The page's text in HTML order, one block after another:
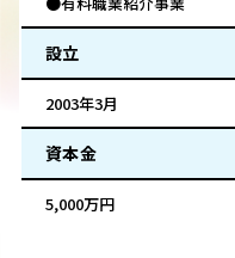
設立
2003年3月
資本金
5,000万円